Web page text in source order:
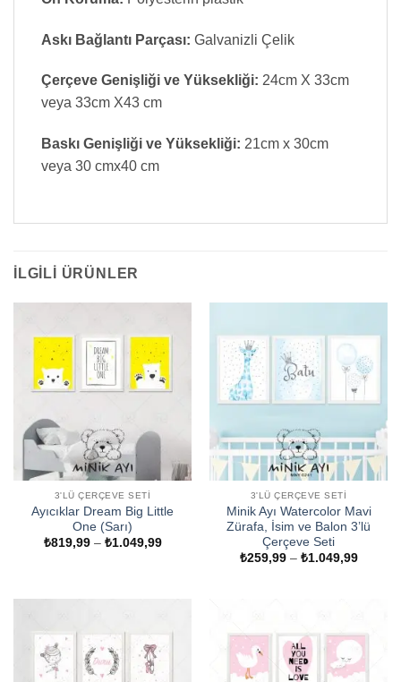
Askı Bağlantı Parçası: Galvanizli Çelik
Çerçeve Genişliği ve Yüksekliği: 24cm X 33cm
veya 33cm X43 cm
Baskı Genişliği ve Yüksekliği: 21cm x 30cm
veya 30 cmx40 cm
İLGILI ÜRÜNLER
3'LÜ ÇERÇEVE SETI
Ayıcıklar Dream Big Little
One (Sarı)
₺819,99 – ₺1.049,99Fiyat
3'LÜ ÇERÇEVE SETI
Minik Ayı Watercolor Mavi
Zürafa, İsim ve Balon 3’lü
Çerçeve Seti
₺259,99 – ₺1.049,99Fiyat